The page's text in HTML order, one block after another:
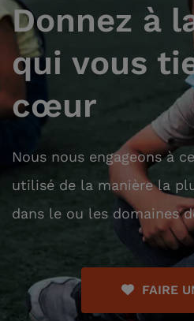
Donnez à
qui vous
cœur
Nous nous engageons à
utilisé de la manière la
dans le ou les domaines
FAIRE